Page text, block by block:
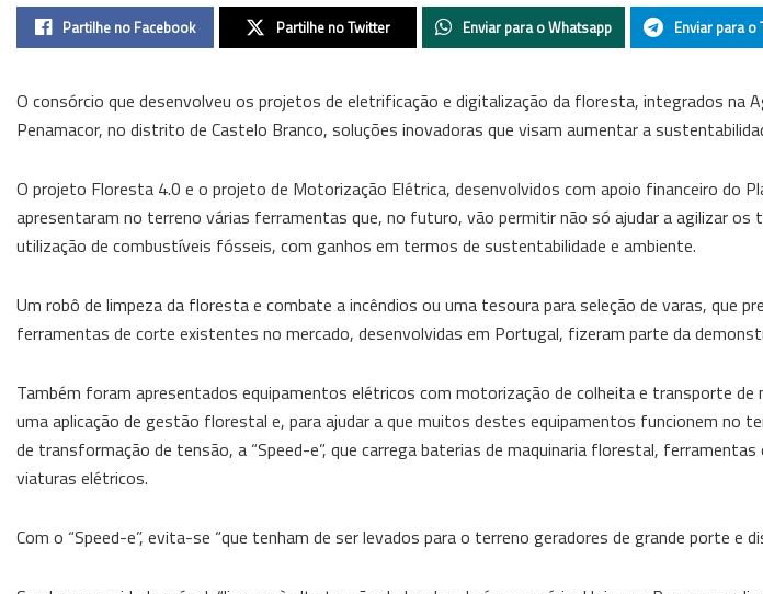
Partilhe no Facebook Partilhe no Twitter Enviar para o Whatsapp Enviar para o
O consórcio que desenvolveu os projetos de eletrificação e digitalização da floresta, integrados na
Penamacor, no distrito de Castelo Branco, soluções inovadoras que visam aumentar a
O projeto Floresta 4.0 e o projeto de Motorização Elétrica, desenvolvidos com apoio financeiro do
apresentaram no terreno várias ferramentas que, no futuro, vão permitir não só ajudar a agilizar os
utilização de combustíveis fósseis, com ganhos em termos de sustentabilidade e ambiente.
Um robô de limpeza da floresta e combate a incêndios ou uma tesoura para seleção de varas, que
ferramentas de corte existentes no mercado, desenvolvidas em Portugal, fizeram parte da
Também foram apresentados equipamentos elétricos com motorização de colheita e transporte
uma aplicação de gestão florestal e, para ajudar a que muitos destes equipamentos funcionem no
de transformação de tensão, a “Speed-e”, que carrega baterias de maquinaria florestal,
viaturas elétricos.
Com o “Speed-e”, evita-se “que tenham de ser levados para o terreno geradores de grande porte e